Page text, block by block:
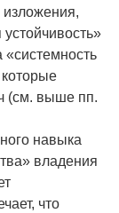
изложе­ния,
«систем­ность
(см. выше пп.
навыка
владения
что